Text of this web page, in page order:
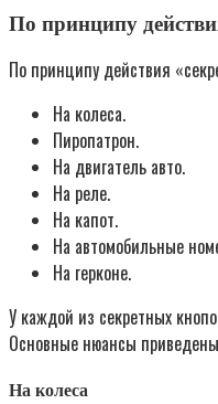
По принципу
По принципу действия
На колеса.
Пиропатрон.
На двигатель авто.
На реле.
На капот.
На автомобильные
На герконе.
У каждой из секретных
Основные нюансы
На колеса